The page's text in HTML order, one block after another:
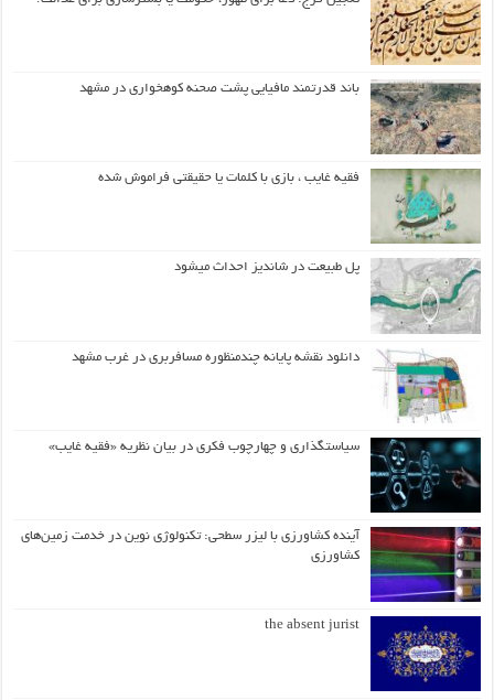
باند قدرتمند مافیایی پشت صحنه کوهخواری در مشهد
فقیه غایب ، بازی با کلمات یا حقیقتی فراموش شده
پل طبیعت در شاندیز احداث میشود
دانلود نقشه پایانه چندمنظوره مسافربری در غرب مشهد
سیاستگذاری و چهارچوب فکری در بیان نظریه «فقیه غایب»
آینده کشاورزی با لیزر سطحی: تکنولوژی نوین در خدمت زمین‌های
کشاورزی
the absent jurist